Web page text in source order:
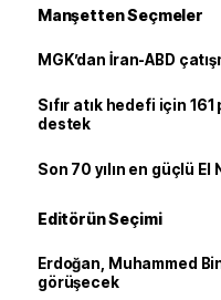
Manşetten Seçmeler
MGK’dan İran-ABD
Sıfır atık hedefi için
destek
Son 70 yılın en güçlü El
Editörün Seçimi
Erdoğan, Muhammed
görüşecek